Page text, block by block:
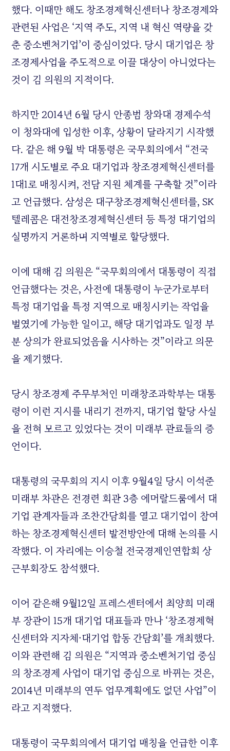
했다. 이때만 해도 창조경제혁신센터나 창조경제와
관련된 사업은 ‘지역 주도, 지역 내 혁신 역량을 갖
춘 중소벤처기업’이 중심이었다. 당시 대기업은 창
조경제사업을 주도적으로 이끌 대상이 아니었다는
것이 김 의원의 지적이다.
하지만 2014년 6월 당시 안종범 창와대 경제수석
이 청와대에 입성한 이후, 상황이 달라지기 시작했
다. 같은 해 9월 박 대통령은 국무회의에서 “전국
17개 시도별로 주요 대기업과 창조경제혁신센터를
1대1로 매칭시켜, 전담 지원 체계를 구축할 것”이라
고 언급했다. 삼성은 대구창조경제혁신센터를, SK
텔레콤은 대전창조경제혁신센터 등 특정 대기업의
실명까지 거론하며 지역별로 할당했다.
이에 대해 김 의원은 “국무회의에서 대통령이 직접
언급했다는 것은, 사전에 대통령이 누군가로부터
특정 대기업을 특정 지역으로 매칭시키는 작업을
벌였기에 가능한 일이고, 해당 대기업과도 일정 부
분 상의가 완료되었음을 시사하는 것”이라고 의문
을 제기했다.
당시 창조경제 주무부처인 미래창조과학부는 대통
령이 이런 지시를 내리기 전까지, 대기업 할당 사실
을 전혀 모르고 있었다는 것이 미래부 관료들의 증
언이다.
대통령의 국무회의 지시 이후 9월4일 당시 이석준
미래부 차관은 전경련 회관 3층 에머랄드룸에서 대
기업 관계자들과 조찬간담회를 열고 대기업이 참여
하는 창조경제혁신센터 발전방안에 대해 논의를 시
작했다. 이 자리에는 이승철 전국경제인연합회 상
근부회장도 참석했다.
이어 같은해 9월12일 프레스센터에서 최양희 미래
부 장관이 15개 대기업 대표들과 만나 ‘창조경제혁
신센터와 지자체·대기업 합동 간담회’를 개최했다.
이와 관련해 김 의원은 “지역과 중소벤처기업 중심
의 창조경제 사업이 대기업 중심으로 바뀌는 것은,
2014년 미래부의 연두 업무계획에도 없던 사업”이
라고 지적했다.
대통령이 국무회의에서 대기업 매칭을 언급한 이후